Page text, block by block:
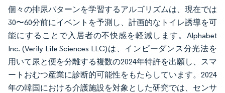
個々の排尿パターンを学習するアルゴリズムは、現在では
30〜60分前にイベントを予測し、計画的なトイレ誘導を可
能にすることで入居者の不快感を軽減します。Alphabet
Inc. (Verily Life Sciences LLC)は、インピーダンス分光法を
用いて尿と便を分離する複数の2024年特許を出願し、スマ
ートおむつ産業に診断的可能性をもたらしています。2024
年の韓国における介護施設を対象とした研究では、センサ